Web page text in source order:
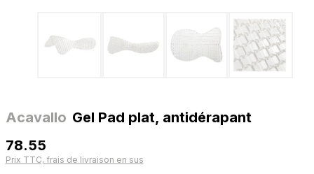
Acavallo Gel Pad plat, antidérapant
78.55
Prix TTC, frais de livraison en sus